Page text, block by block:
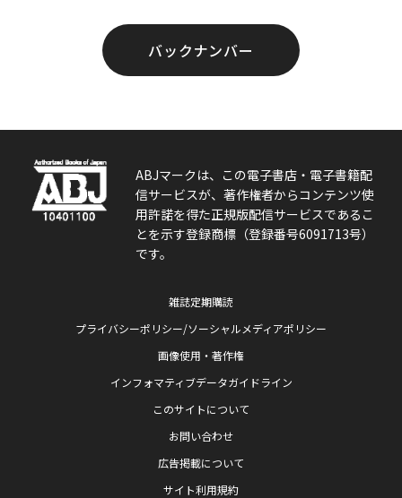
バックナンバー
ABJマークは、この電子書店・電子書籍配
信サービスが、著作権者からコンテンツ使
用許諾を得た正規版配信サービスであるこ
とを示す登録商標（登録番号6091713号）
です。
雑誌定期購読
プライバシーポリシー/ソーシャルメディアポリシー
画像使用・著作権
インフォマティブデータガイドライン
このサイトについて
お問い合わせ
広告掲載について
サイト利用規約